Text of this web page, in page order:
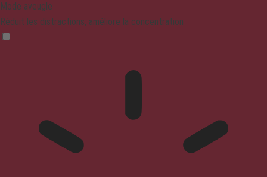
Mode aveugle
Réduit les distractions, améliore la concentration